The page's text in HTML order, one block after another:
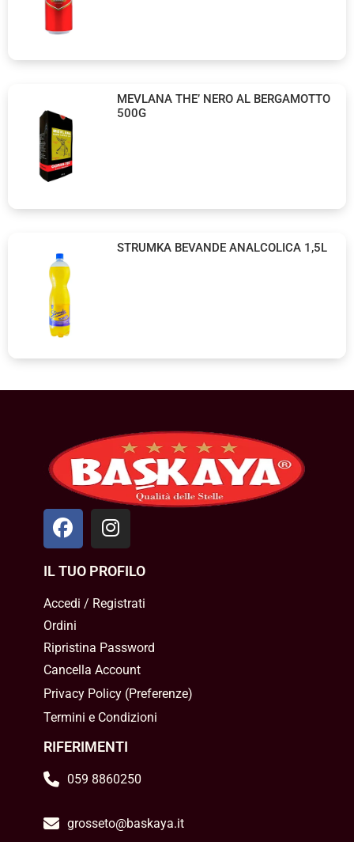
MEVLANA THE’ NERO AL BERGAMOTTO
500G
STRUMKA BEVANDE ANALCOLICA 1,5L
IL TUO PROFILO
Accedi / Registrati
Ordini
Ripristina Password
Cancella Account
Privacy Policy(Preferenze)
Termini e Condizioni
RIFERIMENTI
059 8860250
grosseto@baskaya.it